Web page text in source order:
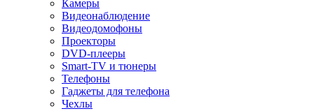
Камеры
Видеонаблюдение
Видеодомофоны
Проекторы
DVD-плееры
Smart-TV и тюнеры
Телефоны
Гаджеты для телефона
Чехлы